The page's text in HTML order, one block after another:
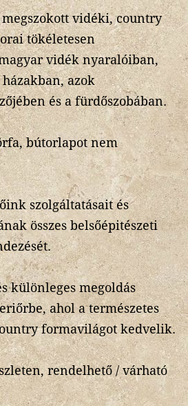
vidéki, country
tökéletesen
vidék nyaralóiban,
azok
és a fürdőszobában.
bútorlapot nem
szolgáltatásait és
összes belsőépitészeti
különleges megoldás
ahol a természetes
formavilágot kedvelik.
rendelhető / várható